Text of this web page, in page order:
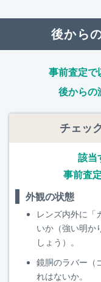
後から
事前査定で
後からの
チェッ
該当
事前査
外観の状態
レンズ内外に「
いか（強い明か
しょう）。
鏡胴のラバー（
れはないか。